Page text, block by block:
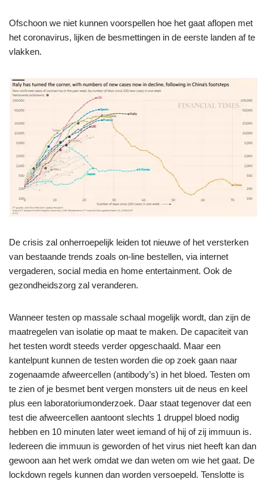
Ofschoon we niet kunnen voorspellen hoe het gaat aflopen met
het coronavirus, lijken de besmettingen in de eerste landen af te
vlakken.
De crisis zal onherroepelijk leiden tot nieuwe of het versterken
van bestaande trends zoals on-line bestellen, via internet
vergaderen, social media en home entertainment. Ook de
gezondheidszorg zal veranderen.
Wanneer testen op massale schaal mogelijk wordt, dan zijn de
maatregelen van isolatie op maat te maken. De capaciteit van
het testen wordt steeds verder opgeschaald. Maar een
kantelpunt kunnen de testen worden die op zoek gaan naar
zogenaamde afweercellen (antibody’s) in het bloed. Testen om
te zien of je besmet bent vergen monsters uit de neus en keel
plus een laboratoriumonderzoek. Daar staat tegenover dat een
test die afweercellen aantoont slechts 1 druppel bloed nodig
hebben en 10 minuten later weet iemand of hij of zij immuun is.
Iedereen die immuun is geworden of het virus niet heeft kan dan
gewoon aan het werk omdat we dan weten om wie het gaat. De
lockdown regels kunnen dan worden versoepeld. Tenslotte is